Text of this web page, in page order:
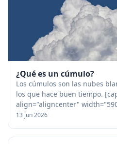
¿Qué es un cúmulo?
Los cúmulos son las nubes
los que hace buen tiempo.
align="aligncenter"
Flotan en el cielo azul. Son
13 jun 2026